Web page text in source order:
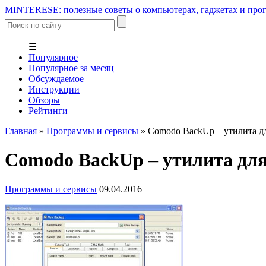
MINTERESE: полезные советы о компьютерах, гаджетах и
☰
Популярное
Популярное за месяц
Обсуждаемое
Инструкции
Обзоры
Рейтинги
Главная » Программы и сервисы » Comodo BackUp – утилита
Comodo BackUp – утилита
Программы и сервисы 09.04.2016